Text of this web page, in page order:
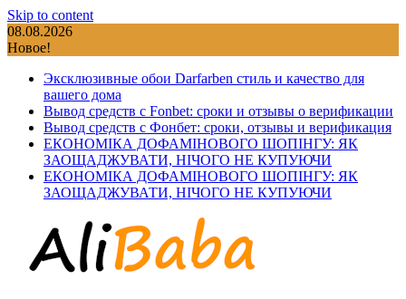
Skip to content
08.08.2026
Новое!
Эксклюзивные обои Darfarben стиль и качество для
вашего дома
Вывод средств с Fonbet: сроки и отзывы о верификации
Вывод средств с Фонбет: сроки, отзывы и верификация
ЕКОНОМІКА ДОФАМІНОВОГО ШОПІНГУ: ЯК
ЗАОЩАДЖУВАТИ, НІЧОГО НЕ КУПУЮЧИ
ЕКОНОМІКА ДОФАМІНОВОГО ШОПІНГУ: ЯК
ЗАОЩАДЖУВАТИ, НІЧОГО НЕ КУПУЮЧИ